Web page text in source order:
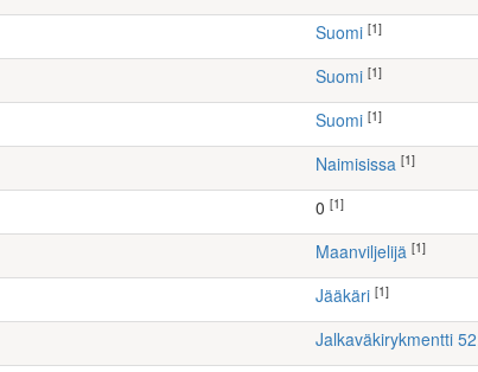
Suomi [1]
Suomi [1]
Suomi [1]
Naimisissa [1]
[1]
maanviljelijä [1]
Jääkäri [1]
Jalkaväkirykmentti